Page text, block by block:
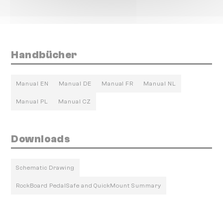
Handbücher
Manual EN Manual DE Manual FR Manual NL
Manual PL Manual CZ
Downloads
Schematic Drawing
RockBoard PedalSafe and QuickMount Summary